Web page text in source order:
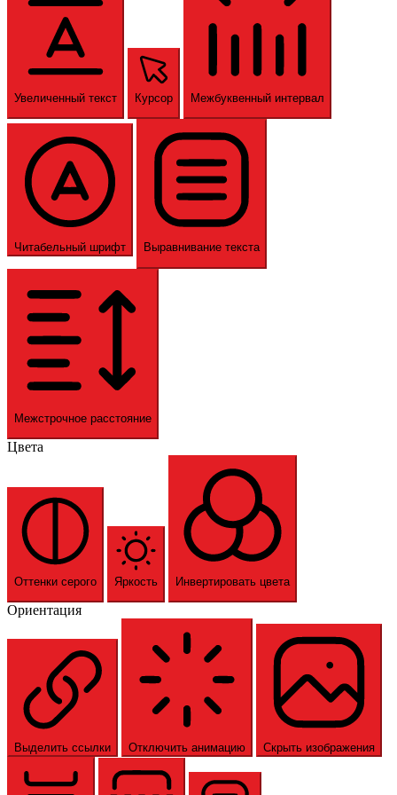
Увеличенный текст Курсор Межбуквенный интервал
Читабельный шрифт Выравнивание текста
Межстрочное расстояние
Цвета
Оттенки серого Яркость Инвертировать цвета
Ориентация
Выделить ссылки Отключить анимацию Скрыть изображения